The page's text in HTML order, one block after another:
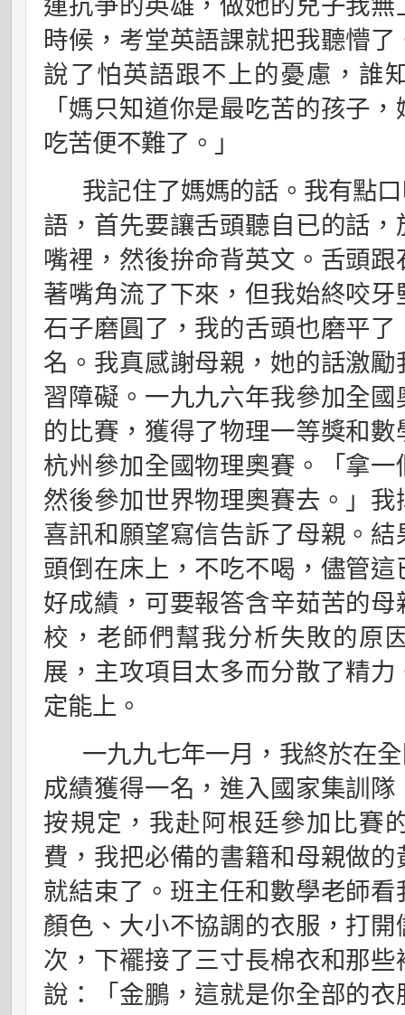
運抗爭的英雄，做她的兒子我
時候，考堂英語課就把我聽懵
說了怕英語跟不上的憂慮，誰
「媽只知道你是最吃苦的孩子
吃苦便不難了。」
我記住了媽媽的話。我有點
語，首先要讓舌頭聽自已的話
嘴裡，然後拚命背英文。舌頭
著嘴角流了下來，但我始終咬
石子磨圓了，我的舌頭也磨平
名。我真感謝母親，她的話激
習障礙。一九九六年我參加全
的比賽，獲得了物理一等獎和
杭州參加全國物理奧賽。「拿
然後參加世界物理奧賽去。」
喜訊和願望寫信告訴了母親。
頭倒在床上，不吃不喝，儘管
好成績，可要報答含辛茹苦的
校，老師們幫我分析失敗的原
展，主攻項目太多而分散了精
定能上。
一九九七年一月，我終於在
成績獲得一名，進入國家集訓
按規定，我赴阿根廷參加比賽
費，我把必備的書籍和母親做
就結束了。班主任和數學老師
顏色、大小不協調的衣服，打
次，下襬接了三寸長棉衣和那
說：「金鵬，這就是你全部的